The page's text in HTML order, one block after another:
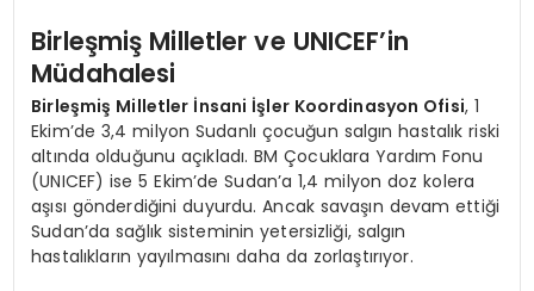
Birleşmiş Milletler ve UNICEF’in
Müdahalesi
Birleşmiş Milletler İnsani İşler Koordinasyon Ofisi, 1
Ekim’de 3,4 milyon Sudanlı çocuğun salgın hastalık riski
altında olduğunu açıkladı. BM Çocuklara Yardım Fonu
(UNICEF) ise 5 Ekim’de Sudan’a 1,4 milyon doz kolera
aşısı gönderdiğini duyurdu. Ancak savaşın devam ettiği
Sudan’da sağlık sisteminin yetersizliği, salgın
hastalıkların yayılmasını daha da zorlaştırıyor.